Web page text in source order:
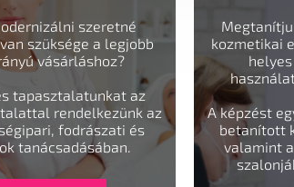
szeretné
szüksége a legjobb
vásárláshoz?
tapasztalatunkat az
rendelkezünk az
fodrászati és
tanácsadásában.
kozmetikai
A képzést
betanított
valamint